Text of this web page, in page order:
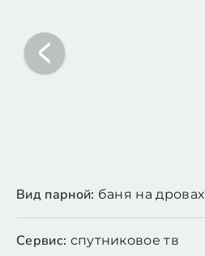
Вид парной: баня на дровах
Сервис: спутниковое тв